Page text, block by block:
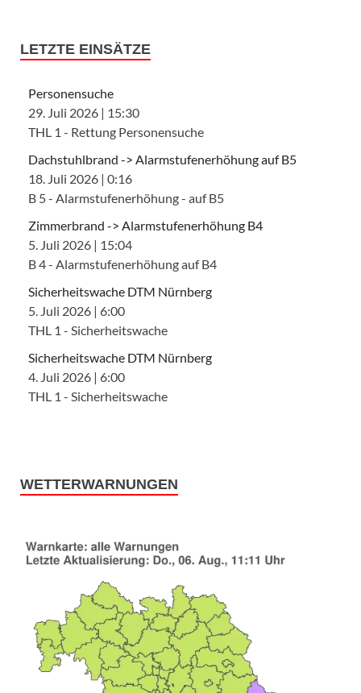
LETZTE EINSÄTZE
Personensuche
29. Juli 2026 | 15:30
THL 1 - Rettung Personensuche
Dachstuhlbrand -> Alarmstufenerhöhung auf B5
18. Juli 2026 | 0:16
B 5 - Alarmstufenerhöhung - auf B5
Zimmerbrand -> Alarmstufenerhöhung B4
5. Juli 2026 | 15:04
B 4 - Alarmstufenerhöhung auf B4
Sicherheitswache DTM Nürnberg
5. Juli 2026 | 6:00
THL 1 - Sicherheitswache
Sicherheitswache DTM Nürnberg
4. Juli 2026 | 6:00
THL 1 - Sicherheitswache
WETTERWARNUNGEN